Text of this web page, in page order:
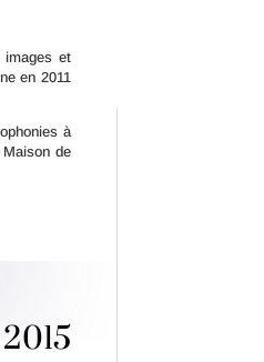
images et
en 2011
à
de